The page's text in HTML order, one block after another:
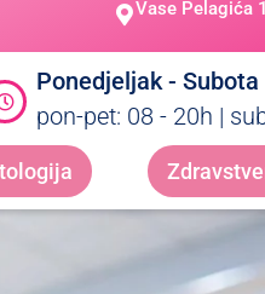
Vase Pelagića
Ponedjeljak - Subota
pon-pet: 08 - 20h |